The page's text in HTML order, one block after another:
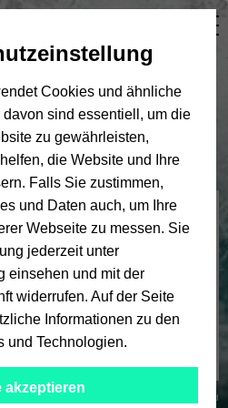
Automatische
vermeiden
skip
main
skip
main
skip
footer
Hochschulsport
© Universität Bielefeld
Cookies und ähnliche
sind essentiell, um die
zu gewährleisten,
die Website und Ihre
Falls Sie zustimmen,
und Daten auch, um Ihre
Webseite zu messen. Sie
jederzeit unter
einsehen und mit der
widerrufen. Auf der Seite
Informationen zu den
und Technologien.
akzeptieren